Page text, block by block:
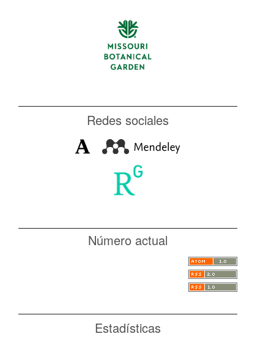
Redes sociales
Número actual
Estadísticas